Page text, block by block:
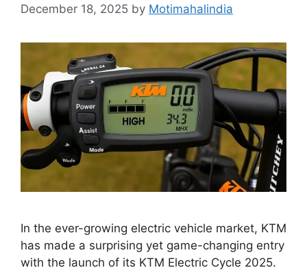
December 18, 2025 by Motimahalindia
In the ever-growing electric vehicle market, KTM
has made a surprising yet game-changing entry
with the launch of its KTM Electric Cycle 2025.